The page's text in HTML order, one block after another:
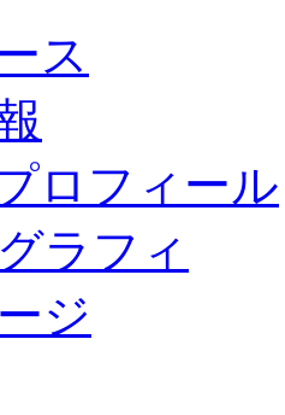
ス
ロフィール
ラフィ
ジ